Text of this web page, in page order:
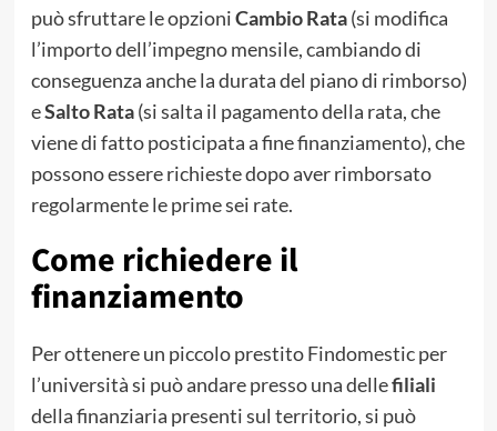
può sfruttare le opzioniCambio Rata(si modifica
l’importo dell’impegno mensile, cambiando di
conseguenza anche la durata del piano di rimborso)
eSalto Rata(si salta il pagamento della rata, che
viene di fatto posticipata a fine finanziamento), che
possono essere richieste dopo aver rimborsato
regolarmente le prime sei rate.
Come richiedere il
finanziamento
Per ottenere un piccolo prestito Findomestic per
l’università si può andare presso una dellefiliali
della finanziaria presenti sul territorio, si può